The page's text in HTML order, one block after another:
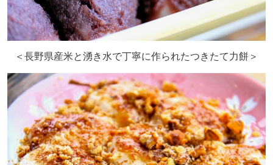
＜長野県産米と湧き水で丁寧に作られたつきたて力餅＞